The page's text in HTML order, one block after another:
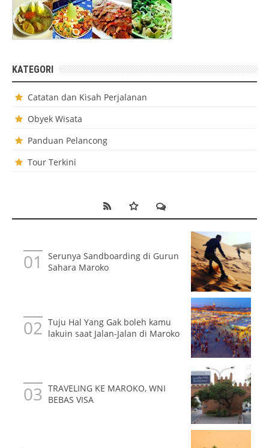
KATEGORI
Catatan dan Kisah Perjalanan
Obyek Wisata
Panduan Pelancong
Tour Terkini
Serunya Sandboarding di Gurun
Sahara Maroko
Tuju Hal Yang Gak boleh kamu
lakuin saat Jalan-Jalan di Maroko
TRAVELING KE MAROKO, WNI
BEBAS VISA